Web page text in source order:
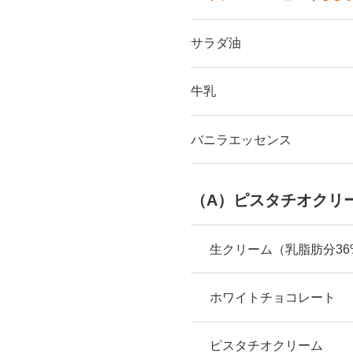
サラダ油
牛乳
バニラエッセンス
（A）ピスタチオクリ
生クリーム（乳脂肪分
ホワイトチョコレート
ピスタチオクリーム